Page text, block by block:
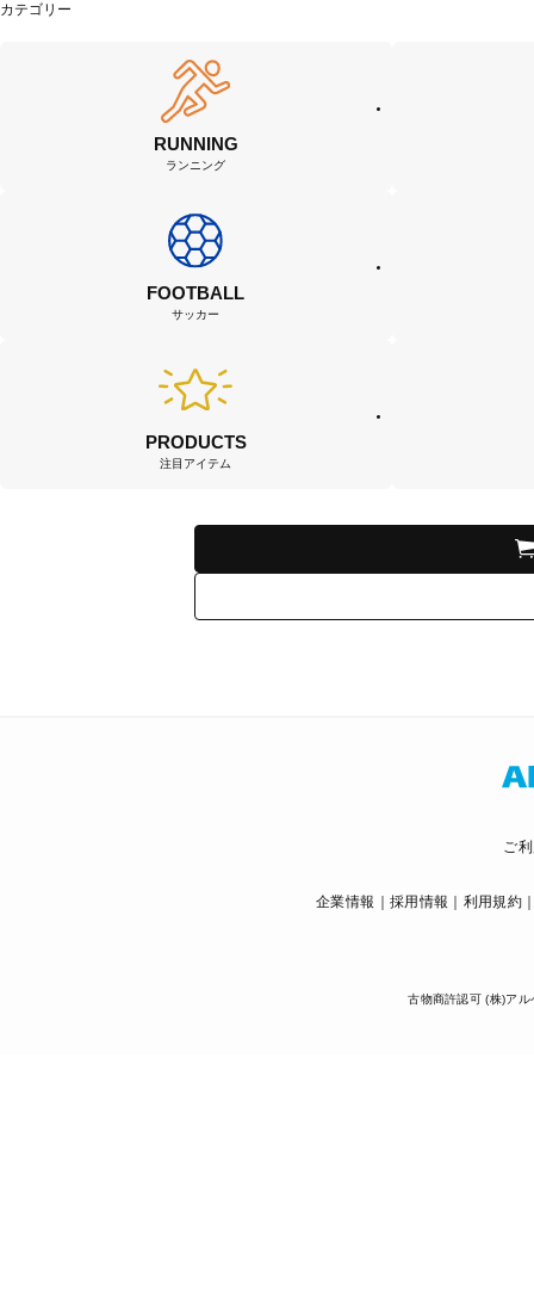
カテゴリー
RUNNING
ランニング
FOOTBALL
サッカー
PRODUCTS
注目アイテム
ご
企業情報 採用情報 利用規約
古物商許認可 (株)ア